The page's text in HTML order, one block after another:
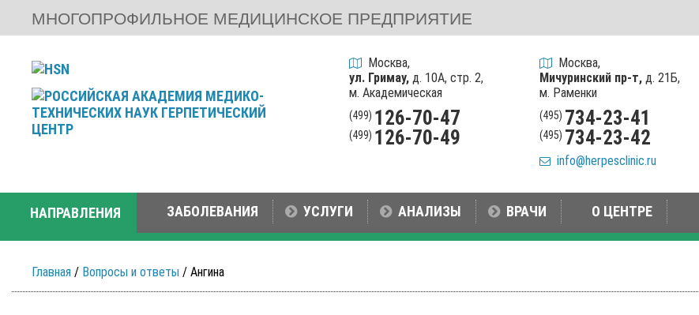
МНОГОПРОФИЛЬНОЕ МЕДИЦИНСКОЕ ПРЕДПРИЯТИЕ
Москва,
ул. Гримау,д. 10А, стр. 2,
м. Академическая
(499) 126-70-47
(499) 126-70-49
Москва,
Мичуринский пр-т, д. 21Б,
м. Раменки
(495) 734-23-41
(495) 734-23-42
info@herpesclinic.ru
НАПРАВЛЕНИЯ ЗАБОЛЕВАНИЯ УСЛУГИ АНАЛИЗЫ ВРАЧИ О ЦЕНТРЕ
Главная / Вопросы и ответы / Ангина